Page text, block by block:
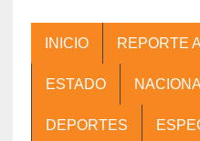
INICIO REPORTE
ESTADO
DEPORTES